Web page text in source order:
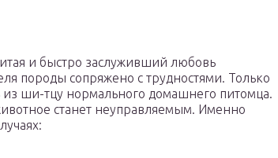
и быстро заслуживший любовь
породы сопряжено с трудностями. Только
из ши-тцу нормального домашнего питомца.
станет неуправляемым. Именно